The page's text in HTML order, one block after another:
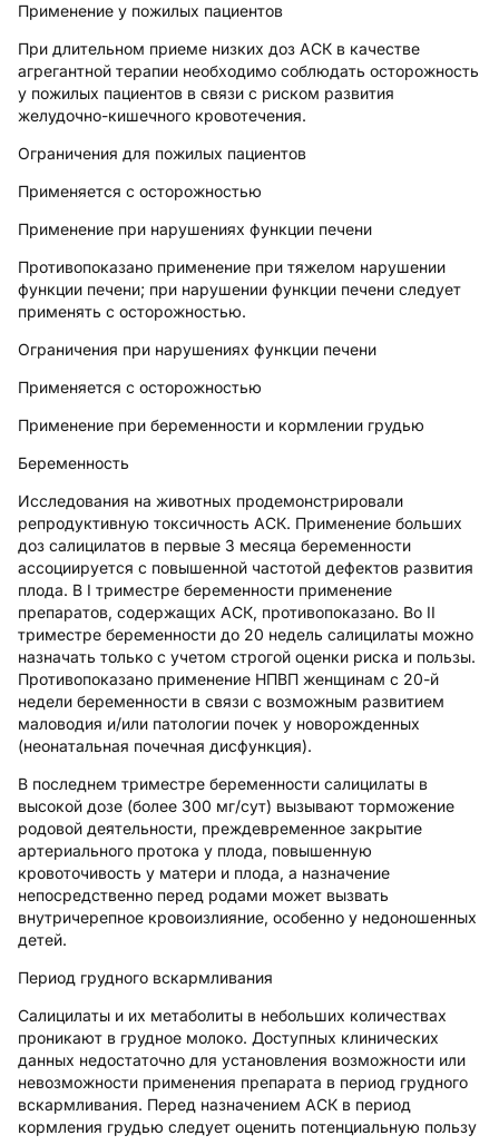
Применение у пожилых пациентов
При длительном приеме низких доз АСК в качестве
агрегантной терапии необходимо соблюдать осторожность
у пожилых пациентов в связи с риском развития
желудочно-кишечного кровотечения.
Ограничения для пожилых пациентов
Применяется с осторожностью
Применение при нарушениях функции печени
Противопоказано применение при тяжелом нарушении
функции печени; при нарушении функции печени следует
применять с осторожностью.
Ограничения при нарушениях функции печени
Применяется с осторожностью
Применение при беременности и кормлении грудью
Беременность
Исследования на животных продемонстрировали
репродуктивную токсичность АСК. Применение больших
доз салицилатов в первые 3 месяца беременности
ассоциируется с повышенной частотой дефектов развития
плода. В I триместре беременности применение
препаратов, содержащих АСК, противопоказано. Во II
триместре беременности до 20 недель салицилаты можно
назначать только с учетом строгой оценки риска и пользы.
Противопоказано применение НПВП женщинам с 20-й
недели беременности в связи с возможным развитием
маловодия и/или патологии почек у новорожденных
(неонатальная почечная дисфункция).
В последнем триместре беременности салицилаты в
высокой дозе (более 300 мг/сут) вызывают торможение
родовой деятельности, преждевременное закрытие
артериального протока у плода, повышенную
кровоточивость у матери и плода, а назначение
непосредственно перед родами может вызвать
внутричерепное кровоизлияние, особенно у недоношенных
детей.
Период грудного вскармливания
Салицилаты и их метаболиты в небольших количествах
проникают в грудное молоко. Доступных клинических
данных недостаточно для установления возможности или
невозможности применения препарата в период грудного
вскармливания. Перед назначением АСК в период
кормления грудью следует оценить потенциальную пользу